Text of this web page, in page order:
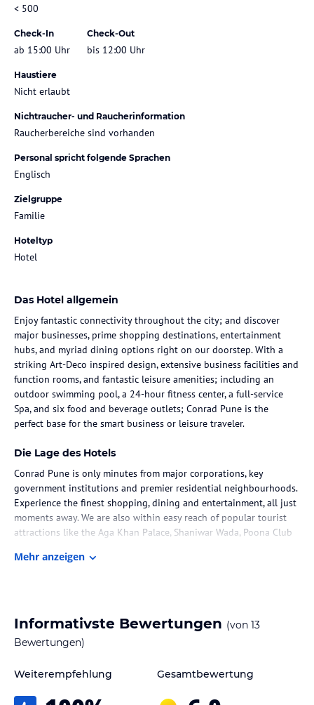
< 500
Check-In
ab 15:00 Uhr
Check-Out
bis 12:00 Uhr
Haustiere
Nicht erlaubt
Nichtraucher- und Raucherinformation
Raucherbereiche sind vorhanden
Personal spricht folgende Sprachen
Englisch
Zielgruppe
Familie
Hoteltyp
Hotel
Das Hotel allgemein
Enjoy fantastic connectivity throughout the city; and discover
major businesses, prime shopping destinations, entertainment
hubs, and myriad dining options right on our doorstep. With a
striking Art-Deco inspired design, extensive business facilities and
function rooms, and fantastic leisure amenities; including an
outdoor swimming pool, a 24-hour fitness center, a full-service
Spa, and six food and beverage outlets; Conrad Pune is the
perfect base for the smart business or leisure traveler.
Die Lage des Hotels
Conrad Pune is only minutes from major corporations, key
government institutions and premier residential neighbourhoods.
Experience the finest shopping, dining and entertainment, all just
moments away. We are also within easy reach of popular tourist
attractions like the Aga Khan Palace, Shaniwar Wada, Poona Club
and offer everything you need for a productive corporate trip or
restful vacation.Every room features a 40-inch HDTV, an espresso
shower. Choose an Executive Room or suite for exclusive access to
expansive Presidential Suite.
Mehr anzeigen
Informativste Bewertungen (von 13
Bewertungen)
Weiterempfehlung Gesamtbewertung